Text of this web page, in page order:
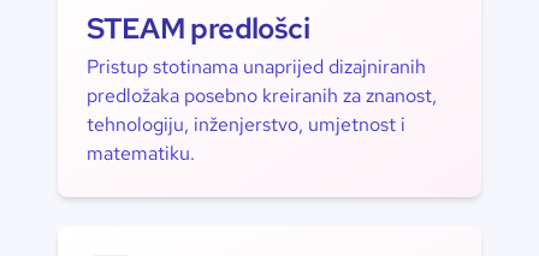
STEAM predlošci
Pristup stotinama unaprijed dizajniranih
predložaka posebno kreiranih za znanost,
tehnologiju, inženjerstvo, umjetnost i
matematiku.